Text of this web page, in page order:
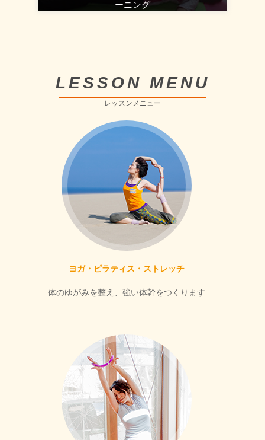
ーニング
LESSON MENU
レッスンメニュー
ヨガ・ピラティス・ストレッチ
体のゆがみを整え、強い体幹をつくります